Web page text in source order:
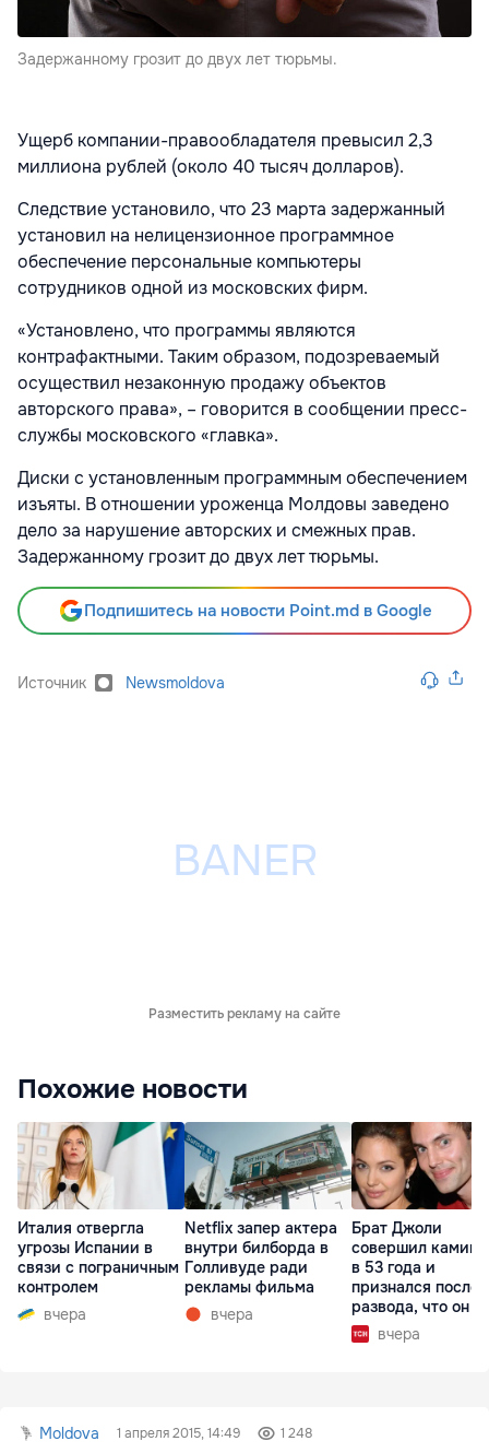
Задержанному грозит до двух лет тюрьмы.
Ущерб компании-правообладателя превысил 2,3
миллиона рублей (около 40 тысяч долларов).
Следствие установило, что 23 марта задержанный
установил на нелицензионное программное
обеспечение персональные компьютеры
сотрудников одной из московских фирм.
«Установлено, что программы являются
контрафактными. Таким образом, подозреваемый
осуществил незаконную продажу объектов
авторского права», – говорится в сообщении пресс-
службы московского «главка».
Диски с установленным программным обеспечением
изъяты. В отношении уроженца Молдовы заведено
дело за нарушение авторских и смежных прав.
Задержанному грозит до двух лет тюрьмы.
Подпишитесь на новости Point.md в Google
Источник Newsmoldova
Разместить рекламу на сайте
Похожие новости
Италия отвергла
угрозы Испании в
связи с пограничным
контролем
вчера
Netflix запер актера
внутри билборда в
Голливуде ради
рекламы фильма
вчера
Брат Джоли
совершил
в 53 года и
признался после
развода, что он
вчера
Moldova 1 апреля 2015, 14:49 1 248